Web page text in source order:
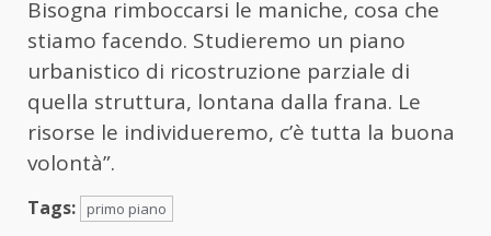
Bisogna rimboccarsi le maniche, cosa che
stiamo facendo. Studieremo un piano
urbanistico di ricostruzione parziale di
quella struttura, lontana dalla frana. Le
risorse le individueremo, c’è tutta la buona
volontà”.
Tags: primo piano